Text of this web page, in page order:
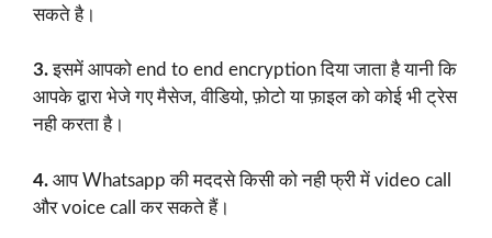
सकते है।
3.इसमें आपको end to end encryption दिया जाता है यानी कि
आपके द्वारा भेजे गए मैसेज, वीडियो, फ़ोटो या फ़ाइल को कोई भी ट्रेस
नही करता है।
4. आप Whatsapp की मददसे किसी को नही फ्री में video call
और voice call कर सकते हैं।